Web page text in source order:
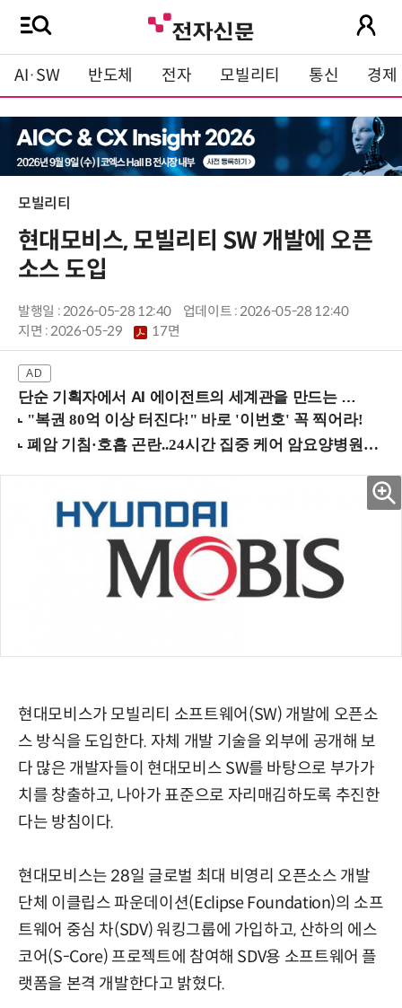
AI·SW 반도체 전자 모빌리티 통신 경제
모빌리티
현대모비스, 모빌리티 SW 개발에 오픈
소스 도입
발행일 : 2026-05-28 12:40
업데이트 : 2026-05-28 12:40
지면 :2026-05-29 17면
단순 기획자에서 AI 에이전트의 세계관을 만드는 지식 설계자로.. (8/20 강남역)
현대모비스가 모빌리티 소프트웨어(SW) 개발에 오픈소
스 방식을 도입한다. 자체 개발 기술을 외부에 공개해 보
다 많은 개발자들이 현대모비스 SW를 바탕으로 부가가
치를 창출하고, 나아가 표준으로 자리매김하도록 추진한
다는 방침이다.
현대모비스는 28일 글로벌 최대 비영리 오픈소스 개발
단체 이클립스 파운데이션(Eclipse Foundation)의 소프
트웨어 중심 차(SDV) 워킹그룹에 가입하고, 산하의 에스
코어(S-Core) 프로젝트에 참여해 SDV용 소프트웨어 플
랫폼을 본격 개발한다고 밝혔다.